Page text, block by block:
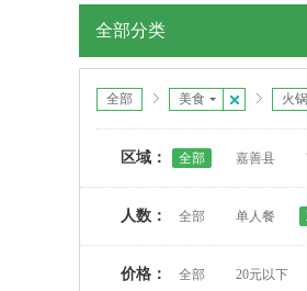
全部分类
全部 美食 火锅
区域： 全部 嘉善县
人数： 全部 单人餐
价格： 全部 20元以下